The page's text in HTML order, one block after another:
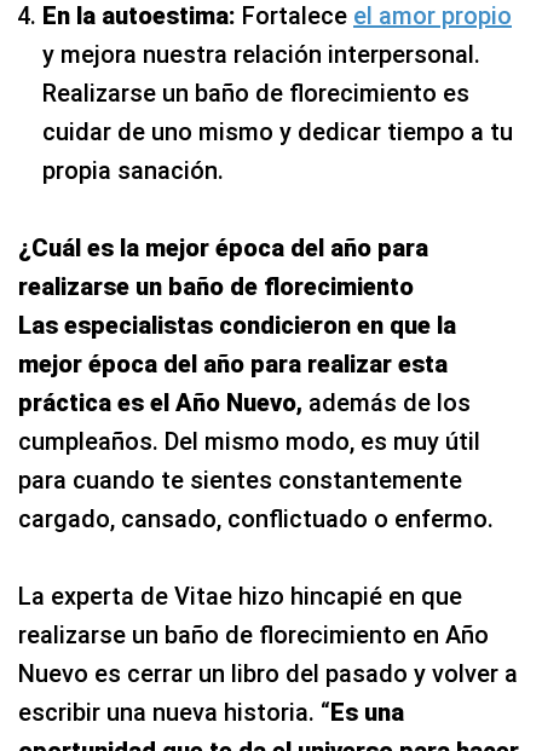
En la autoestima: Fortalece el amor propio
y mejora nuestra relación interpersonal.
Realizarse un baño de florecimiento es
cuidar de uno mismo y dedicar tiempo a tu
propia sanación.
¿Cuál es la mejor época del año para
realizarse un baño de florecimiento
Las especialistas condicieron en que la
mejor época del año para realizar esta
práctica es el Año Nuevo, además de los
cumpleaños. Del mismo modo, es muy útil
para cuando te sientes constantemente
cargado, cansado, conflictuado o enfermo.
La experta de Vitae hizo hincapié en que
realizarse un baño de florecimiento en Año
Nuevo es cerrar un libro del pasado y volver a
escribir una nueva historia. “Es una